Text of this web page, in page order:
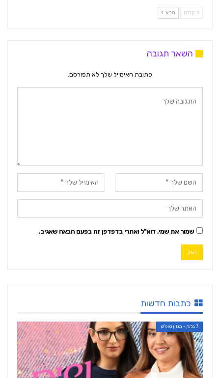
קודם הבא
השאר תגובה
כתובת האימייל שלך לא תפורסם.
שמור את שמי, דוא"ל ואתרי בדפדפן זה בפעם הבאה שאגיב.
כתבות חדשות
7 בלוק - מגזין סופ"ש